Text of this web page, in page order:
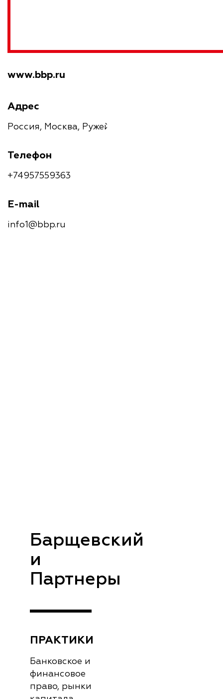
www.bbp.ru
Адрес
Россия, Москва, Ружейный переулок, 3
Телефон
+74957559363
E-mail
info1@bbp.ru
Барщевский
и
Партнеры
ПРАКТИКИ
Банковское и
финансовое
право, рынки